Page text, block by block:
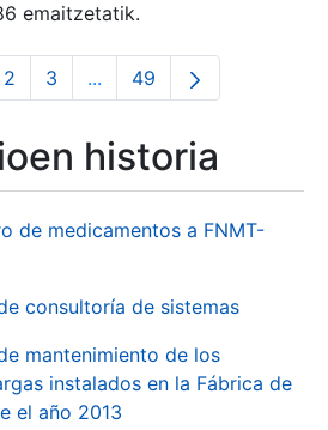
emaitzetatik.
Orrialdea
2 Orrialdea
3 ...Intermediate Pages Use
Orrialdea
49
historia
de medicamentos a FNMT-
consultoría de sistemas
mantenimiento de los
instalados en la Fábrica de
el año 2013